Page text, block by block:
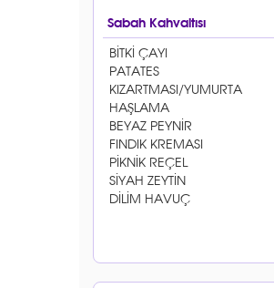
Sabah Kahvaltısı